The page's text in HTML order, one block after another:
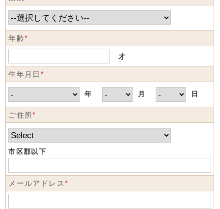
年齢*
才
生年月日 *
年 月 日
ご住所*
市区郡以下
メールアドレス*